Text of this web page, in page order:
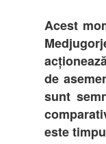
Acest
de
sunt
este